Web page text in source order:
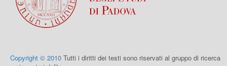
Copyright © 2010 Tutti i diritti dei testi sono riservati al gruppo di ricerca